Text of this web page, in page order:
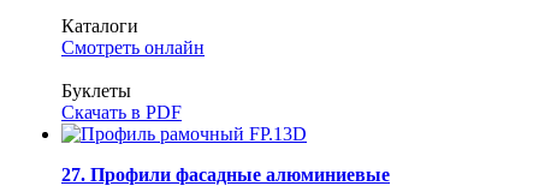
Каталоги
Смотреть онлайн
Буклеты
Скачать в PDF
27. Профили фасадные алюминиевые